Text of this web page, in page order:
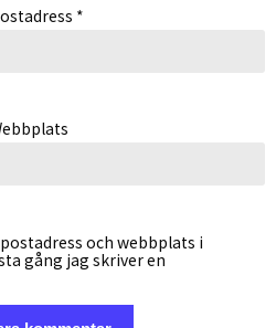
*
och webbplats i
gång jag skriver en